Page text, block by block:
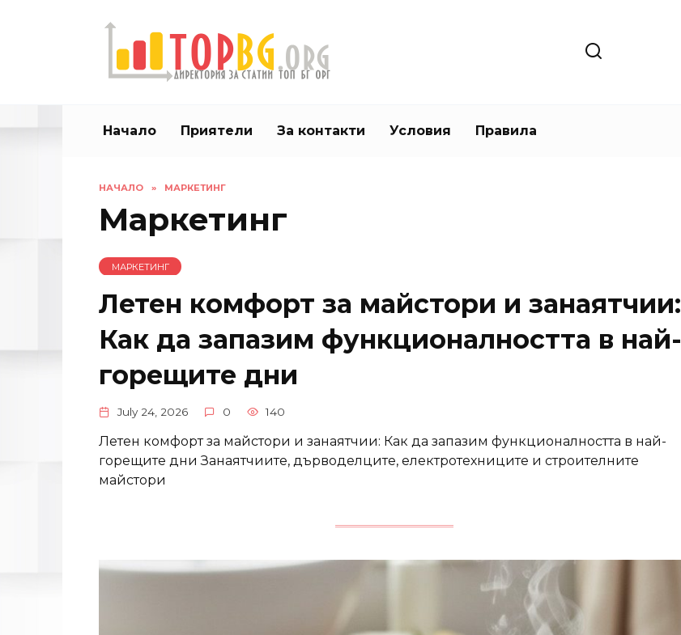
Начало Приятели За контакти Условия Правила
НАЧАЛО » МАРКЕТИНГ
Маркетинг
МАРКЕТИНГ
Летен комфорт за майстори и занаятчии:
Как да запазим функционалността в най-
горещите дни
July 24, 2026 0 140
Летен комфорт за майстори и занаятчии: Как да запазим функционалността в най-
горещите дни Занаятчиите, дърводелците, електротехниците и строителните
майстори